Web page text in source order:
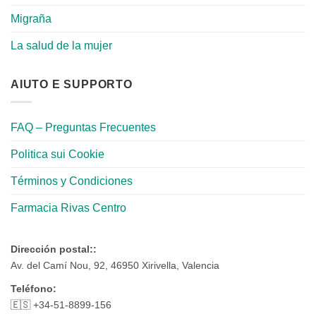
Migraña
La salud de la mujer
AIUTO E SUPPORTO
FAQ – Preguntas Frecuentes
Politica sui Cookie
Términos y Condiciones
Farmacia Rivas Centro
Dirección postal::
Av. del Camí Nou, 92, 46950 Xirivella, Valencia
Teléfono:
🇪🇸 +34-51-8899-156